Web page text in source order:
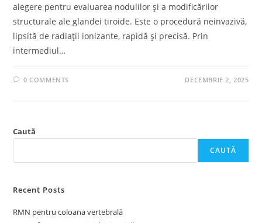
alegere pentru evaluarea nodulilor și a modificărilor
structurale ale glandei tiroide. Este o procedură neinvazivă,
lipsită de radiații ionizante, rapidă și precisă. Prin
intermediul…
0 COMMENTS DECEMBRIE 2, 2025
Caută
CAUTĂ
Recent Posts
RMN pentru coloana vertebrală